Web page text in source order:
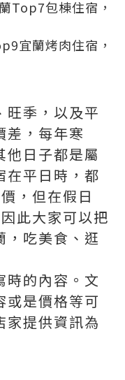
Top7包棟住宿，
宜蘭烤肉住宿，
旺季，以及平
差，每年寒
他日子都是屬
在平日時，都
，但在假日
此大家可以把
，吃美食、逛
的內容。文
或是價格等可
家提供資訊為